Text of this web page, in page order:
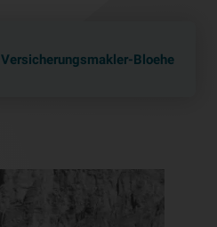
Versicherungsmakler-Bloehe